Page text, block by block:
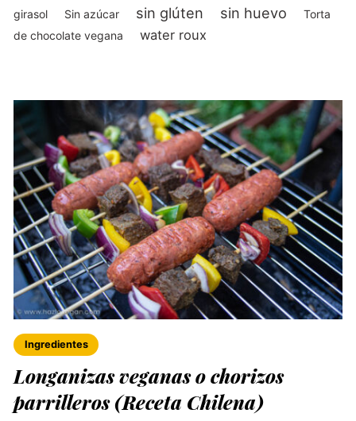
girasol
Sin azúcar sin glúten sin huevo
Torta
de chocolate vegana
water roux
Ingredientes
Longanizas veganas o chorizos
parrilleros (Receta Chilena)